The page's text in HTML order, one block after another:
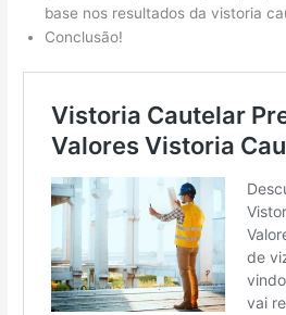
base nos resultados da vistoria
Conclusão!